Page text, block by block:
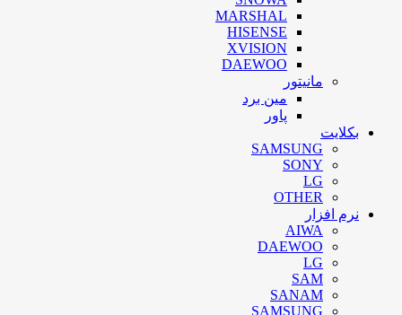
MARSHAL
HISENSE
XVISION
DAEWOO
مانیتور
مین برد
پاور
بکلایت
SAMSUNG
SONY
LG
OTHER
نرم افزار
AIWA
DAEWOO
LG
SAM
SANAM
SAMSUNG